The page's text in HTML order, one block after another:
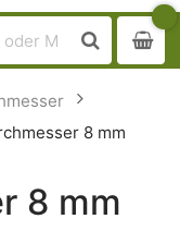
8 mm
8 mm